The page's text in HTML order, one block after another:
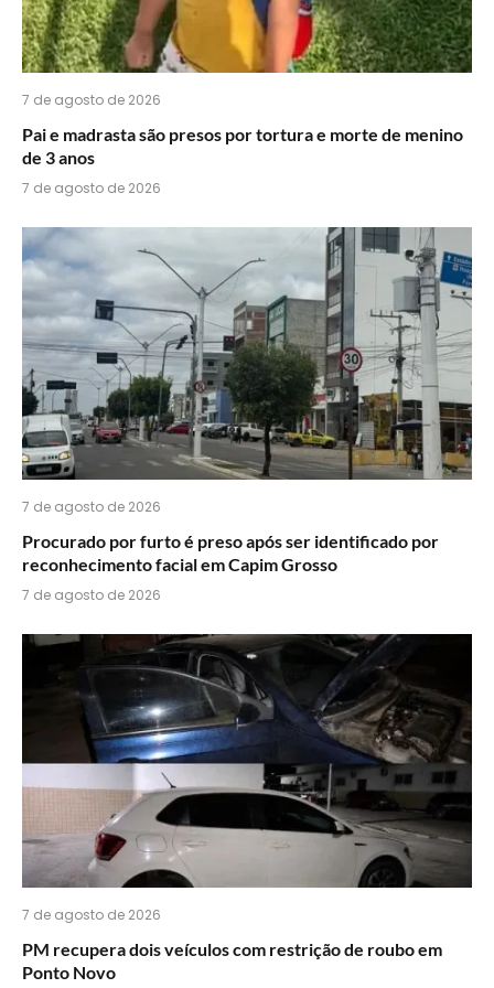
7 de agosto de 2026
Pai e madrasta são presos por tortura e morte de menino
de 3 anos
7 de agosto de 2026
7 de agosto de 2026
Procurado por furto é preso após ser identificado por
reconhecimento facial em Capim Grosso
7 de agosto de 2026
7 de agosto de 2026
PM recupera dois veículos com restrição de roubo em
Ponto Novo